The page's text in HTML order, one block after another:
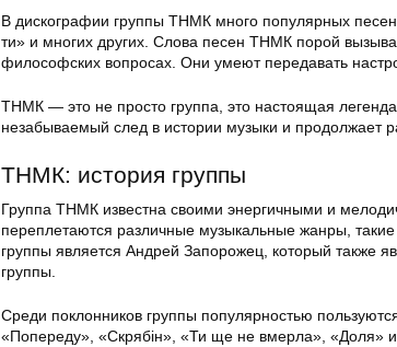
В дискографии группы ТНМК много популярных
ти» и многих других. Слова песен ТНМК порой
философских вопросах. Они умеют передавать
ТНМК — это не просто группа, это настоящая
незабываемый след в истории музыки и продолжает
ТНМК: история группы
Группа ТНМК известна своими энергичными и
переплетаются различные музыкальные жанры,
группы является Андрей Запорожец, который также
группы.
Среди поклонников группы популярностью
«Попереду», «Скрябін», «Ти ще не вмерла», «Доля»